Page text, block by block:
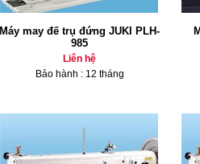
Máy may đế trụ đứng JUKI PLH-
985
Liên hệ
Bảo hành : 12 tháng